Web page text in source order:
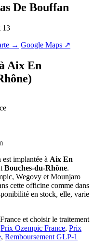
De Bouffan
13
→ Google Maps ↗
Aix En
implantée à Aix En
Bouches-du-Rhône.
Wegovy et Mounjaro
cette officine comme dans
en stock, elle, varie
et choisir le traitement
Prix Ozempic France, Prix
, Remboursement GLP-1